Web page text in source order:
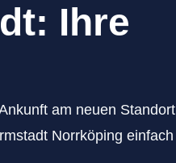
Ihre
am neuen Standort
Norrköping einfach